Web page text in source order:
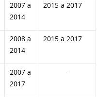
2007 a
2014
2015 a 2017
2008 a
2014
2015 a 2017
2007 a
2017
-